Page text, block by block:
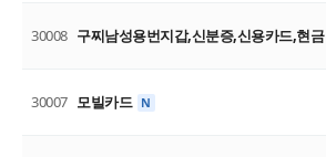
30008 구찌남성용번지갑,신분증,신용카드,현금
30007 모빌카드 N